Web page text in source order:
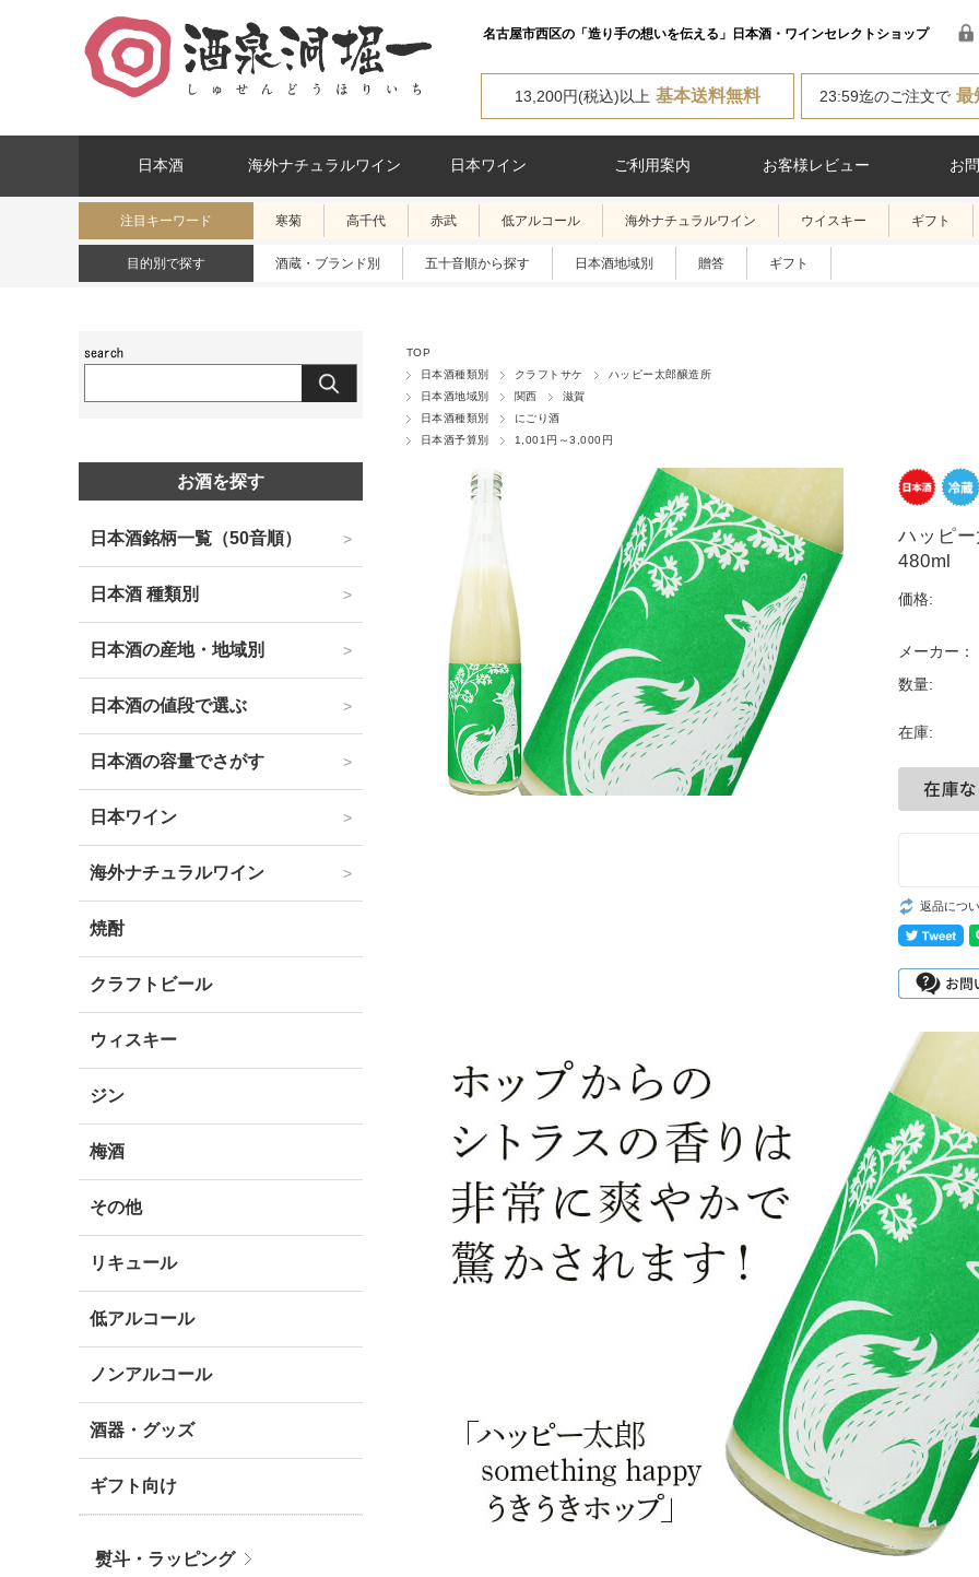
名古屋市西区の「造り手の想いを伝える」日本酒・ワインセレクトショップ
13,200円(税込)以上 基本送料無料 23:59迄のご注文で 最
日本酒 海外ナチュラルワイン 日本ワイン ご利用案内 お客様レビュー お
注目キーワード 寒菊 高千代 赤武 低アルコール 海外ナチュラルワイン ウイスキー ギフト
目的別で探す 酒蔵・ブランド別 五十音順から探す 日本酒地域別 贈答 ギフト
TOP
日本酒種類別
クラフトサケ
ハッピー太郎醸造所
日本酒地域別
関西
滋賀
日本酒種類別
にごり酒
日本酒予算別
1,001円～3,000円
ハッピ
480ml
価格:
メーカー：
数量:
在庫:
返品につ
お酒を探す
日本酒銘柄一覧（50音順）
日本酒 種類別
日本酒の産地・地域別
日本酒の値段で選ぶ
日本酒の容量でさがす
日本ワイン
海外ナチュラルワイン
焼酎
クラフトビール
ウィスキー
ジン
梅酒
その他
リキュール
低アルコール
ノンアルコール
酒器・グッズ
ギフト向け
熨斗・ラッピング